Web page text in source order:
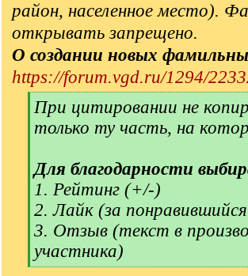
район, населенное место).
открывать запрещено.
О создании новых
https://forum.vgd.ru/1294/
[
q
]
При цитировании не
только ту часть, на
Для благодарности
1. Рейтинг (+/-)
2. Лайк (за
3. Отзыв (текст в
участника)
[